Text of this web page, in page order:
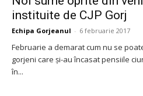
instituite de CJP Gorj
Echipa Gorjeanul - 6 februarie 2017
Februarie a demarat cum nu se
gorjeni care şi-au încasat pensiile
în...